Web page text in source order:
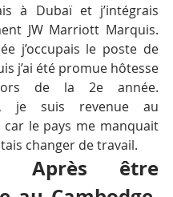
à Dubaï et j’intégrais
JW Marriott Marquis.
j’occupais le poste de
j’ai été promue hôtesse
lors de la 2e année.
je suis revenue au
car le pays me manquait
changer de travail.
Après être